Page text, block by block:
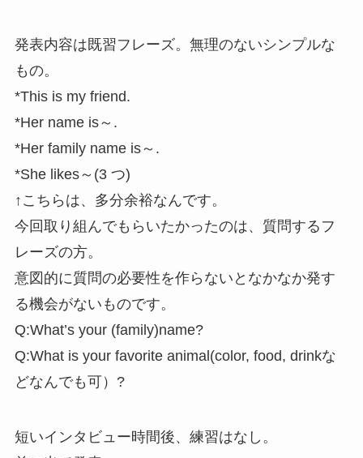
発表内容は既習フレーズ。無理のないシンプルな
もの。
*This is my friend.
*Her name is～.
*Her family name is～.
*She likes～(3 つ)
↑こちらは、多分余裕なんです。
今回取り組んでもらいたかったのは、質問するフ
レーズの方。
意図的に質問の必要性を作らないとなかなか発す
る機会がないものです。
Q:What’s your (family)name?
Q:What is your favorite animal(color, food, drinkな
どなんでも可）?
短いインタビュー時間後、練習はなし。